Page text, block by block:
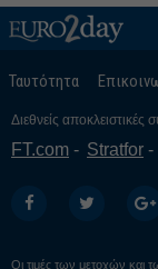
Ταυτότητα
Διεθνείς αποκλειστικές
FT.com Stratfor
Οι τιμές των μετοχών και